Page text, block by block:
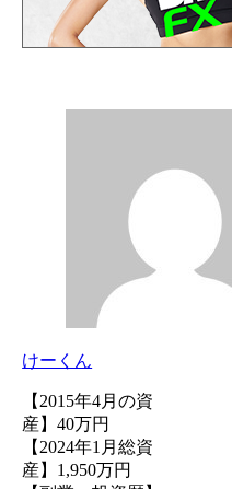
けーくん
【2015年4月の資
産】40万円
【2024年1月総資
産】1,950万円